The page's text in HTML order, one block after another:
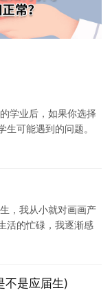
学业后，如果你选择
可能遇到的问题。
，我从小就对画画产
活的忙碌，我逐渐感
不是应届生)